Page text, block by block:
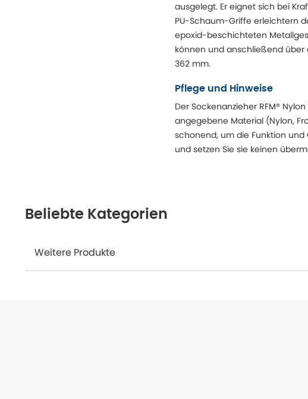
ausgelegt. Er eignet sich bei
PU-Schaum-Griffe erleichtern
epoxid-beschichteten
können und anschließend über
362 mm.
Pflege und Hinweise
Der Sockenanzieher RFM®
angegebene Material (Nylon,
schonend, um die Funktion
und setzen Sie sie keinen
Beliebte Kategorien
Weitere Produkte